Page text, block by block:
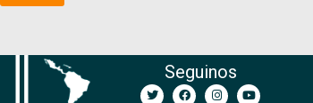
Seguinos